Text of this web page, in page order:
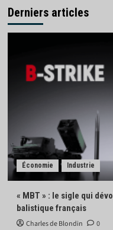
Derniers articles
Économie Industrie
« MBT » : le sigle qui
balistique français
Charles de Blondin 0